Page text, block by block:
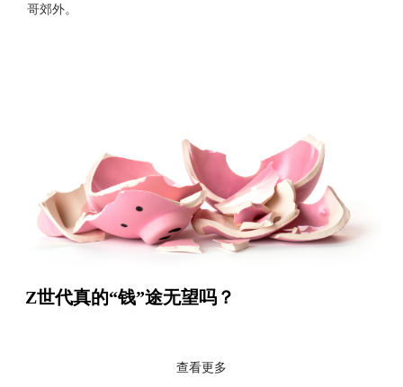
哥郊外。
Z世代真的“钱”途无望吗？
查看更多